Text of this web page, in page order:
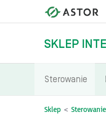
SKLEP
Sterowanie
Sklep Sterowanie